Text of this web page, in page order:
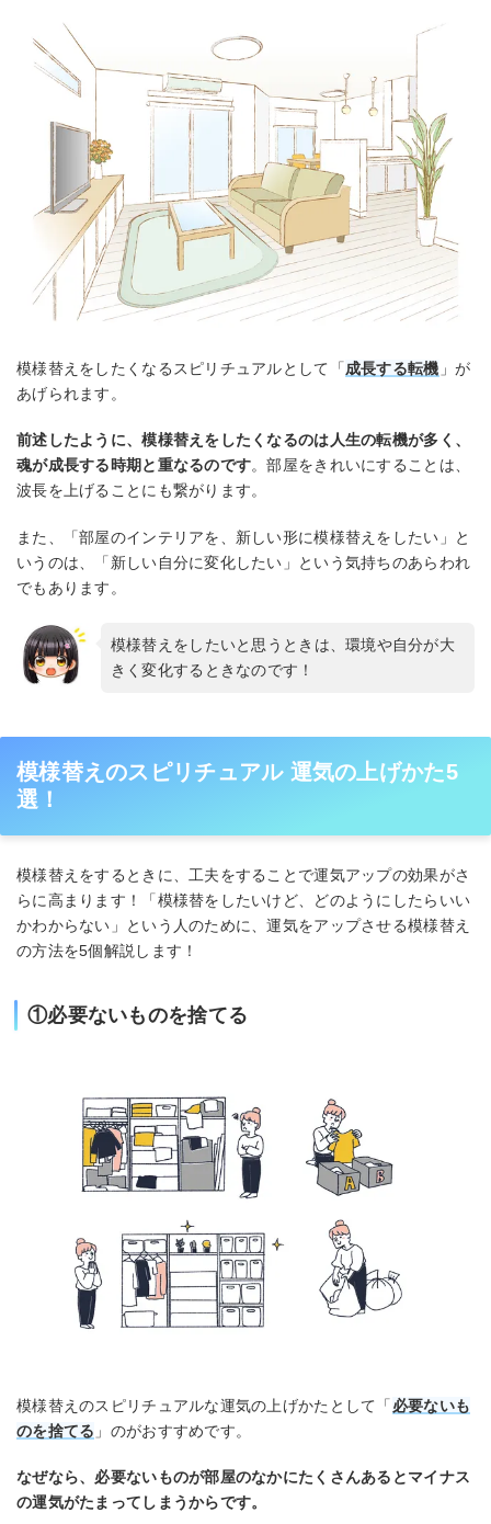
模様替えをしたくなるスピリチュアルとして「成長する転機 」が
あげられます。
前述したように、模様替えをしたくなるのは人生の転機が多く、
魂が成長する時期と重なるのです。部屋をきれいにすることは、
波長を上げることにも繋がります。
また、「部屋のインテリアを、新しい形に模様替えをしたい」と
いうのは、「新しい自分に変化したい」という気持ちのあらわれ
でもあります。
模様替えをしたいと思うときは、環境や自分が大
きく変化するときなのです！
模様替えのスピリチュアル 運気の上げかた5
選！
模様替えをするときに、工夫をすることで運気アップの効果がさ
らに高まります！「模様替をしたいけど、どのようにしたらいい
かわからない」という人のために、運気をアップさせる模様替え
の方法を5個解説します！
①必要ないものを捨てる
模様替えのスピリチュアルな運気の上げかたとして「必要ないも
のを捨てる 」のがおすすめです。
なぜなら、必要ないものが部屋のなかにたくさんあるとマイナス
の運気がたまってしまうからです。